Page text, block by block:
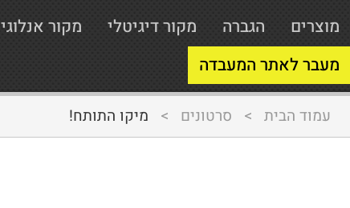
מוצרים הגברה מקור דיגיטלי מקור אנלוגי
מעבר לאתר המעבדה
עמוד הבית> סרטונים > מיקו התותח!